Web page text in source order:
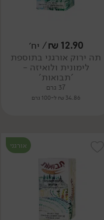
12.90
₪/ יח׳
תה ירוק אורגני בתוספת
לימונית ולואיזה -
'תבואות'
37 גרם
34.86 ₪ ל-100 גרם
אורגני